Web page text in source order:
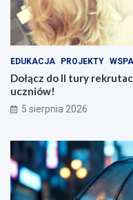
EDUKACJA PROJEKTY
Dołącz do II tury
uczniów!
5 sierpnia 2026